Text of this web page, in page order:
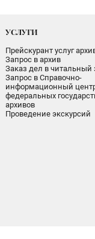
УСЛУГИ
Прейскурант услуг
Запрос в архив
Заказ дел в читальный
Запрос в Справочно-
информационный
федеральных
архивов
Проведение экскурсий